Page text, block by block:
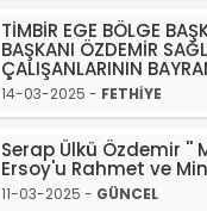
TİMBİR EGE BÖLGE
BAŞKANI ÖZDEMİR
ÇALIŞANLARININ
14-03-2025 - FETHİYE
Serap Ülkü Özdemir ''
Ersoy'u Rahmet ve
11-03-2025 - GÜNCEL